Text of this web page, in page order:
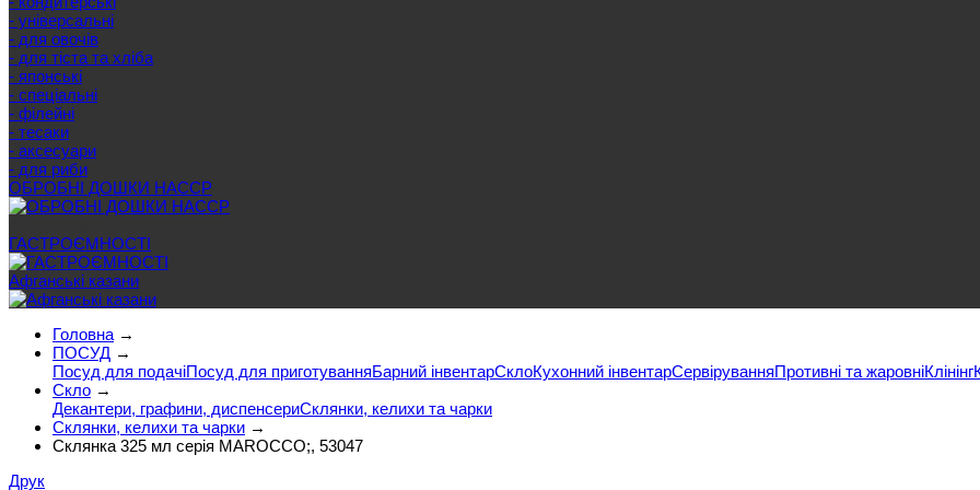
- універсальні
- для овочів
- для тіста та хліба
- японські
- спеціальні
- філейні
- тесаки
- аксесуари
- для риби
ОБРОБНІ ДОШКИ HACCP
ГАСТРОЄМНОСТІ
Афганські казани
Головна →
ПОСУД →
Посуд для подачіПосуд для приготуванняБарний інвентарСклоКухонний інвентарСервіруванняПротивні та жаровніКлінінг
Скло →
Декантери, графини, диспенсериСклянки, келихи та чарки
Склянки, келихи та чарки →
Склянка 325 мл серія MAROCCO;, 53047
Друк